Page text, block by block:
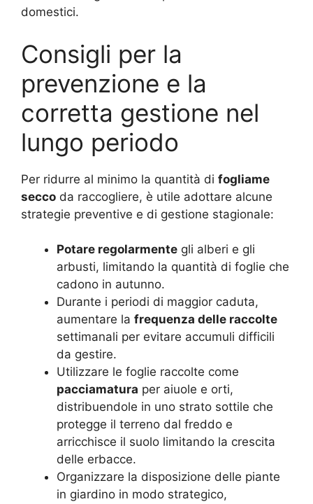
domestici.
Consigli per la
prevenzione e la
corretta gestione nel
lungo periodo
Per ridurre al minimo la quantità di fogliame
secco da raccogliere, è utile adottare alcune
strategie preventive e di gestione stagionale:
Potare regolarmente gli alberi e gli
arbusti, limitando la quantità di foglie che
cadono in autunno.
Durante i periodi di maggior caduta,
aumentare la frequenza delle raccolte
settimanali per evitare accumuli difficili
da gestire.
Utilizzare le foglie raccolte come
pacciamatura per aiuole e orti,
distribuendole in uno strato sottile che
protegge il terreno dal freddo e
arricchisce il suolo limitando la crescita
delle erbacce.
Organizzare la disposizione delle piante
in giardino in modo strategico,